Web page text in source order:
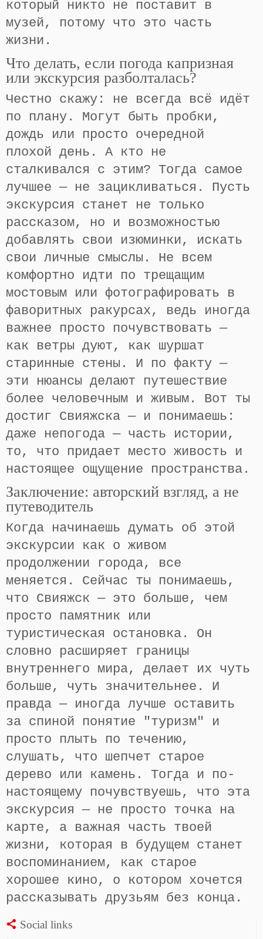
который никто не поставит в
музей, потому что это часть
жизни.
Что делать, если погода капризная
или экскурсия разболталась?
Честно скажу: не всегда всё идёт
по плану. Могут быть пробки,
дождь или просто очередной
плохой день. А кто не
сталкивался с этим? Тогда самое
лучшее — не зацикливаться. Пусть
экскурсия станет не только
рассказом, но и возможностью
добавлять свои изюминки, искать
свои личные смыслы. Не всем
комфортно идти по трещащим
мостовым или фотографировать в
фаворитных ракурсах, ведь иногда
важнее просто почувствовать —
как ветры дуют, как шуршат
старинные стены. И по факту —
эти нюансы делают путешествие
более человечным и живым. Вот ты
достиг Свияжска — и понимаешь:
даже непогода — часть истории,
то, что придает место живость и
настоящее ощущение пространства.
Заключение: авторский взгляд, а не
путеводитель
Когда начинаешь думать об этой
экскурсии как о живом
продолжении города, все
меняется. Сейчас ты понимаешь,
что Свияжск — это больше, чем
просто памятник или
туристическая остановка. Он
словно расширяет границы
внутреннего мира, делает их чуть
больше, чуть значительнее. И
правда — иногда лучше оставить
за спиной понятие "туризм" и
просто плыть по течению,
слушать, что шепчет старое
дерево или камень. Тогда и по-
настоящему почувствуешь, что эта
экскурсия — не просто точка на
карте, а важная часть твоей
жизни, которая в будущем станет
воспоминанием, как старое
хорошее кино, о котором хочется
рассказывать друзьям без конца.
Social links